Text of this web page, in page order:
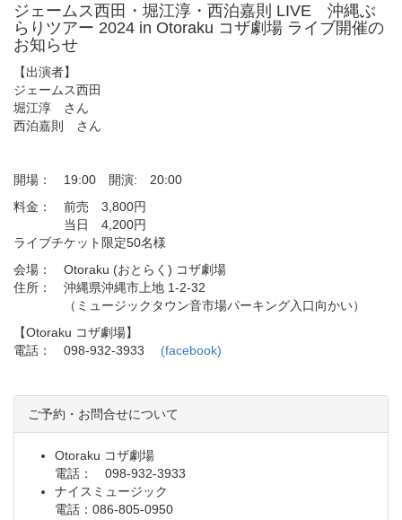
ジェームス西田・堀江淳・西泊嘉則 LIVE 沖縄ぶ
らりツアー 2024 in Otoraku コザ劇場 ライブ開催の
お知らせ
【出演者】
ジェームス西田
堀江淳 さん
西泊嘉則 さん
開場： 19:00 開演: 20:00
料金： 前売 3,800円
当日 4,200円
ライブチケット限定50名様
会場： Otoraku (おとらく) コザ劇場
住所： 沖縄県沖縄市上地 1-2-32
（ミュージックタウン音市場パーキング入口向かい）
【Otoraku コザ劇場】
電話： 098-932-3933 (facebook)
ご予約・お問合せについて
Otoraku コザ劇場
電話： 098-932-3933
ナイスミュージック
電話：086-805-0950